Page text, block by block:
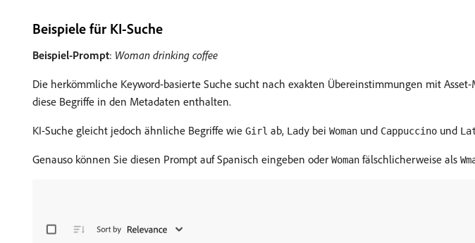
Beispiele für KI-Suche
Beispiel-Prompt: Woman drinking coffee
Die herkömmliche Keyword-basierte Suche sucht nach exakten Übereinstimmungen mit
diese Begriffe in den Metadaten enthalten.
KI-Suche gleicht jedoch ähnliche Begriffe wie Girl ab, Lady bei Woman und Cappuccino und
Genauso können Sie diesen Prompt auf Spanisch eingeben oder Woman fälschlicherweise als